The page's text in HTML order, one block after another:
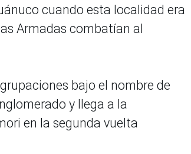
cuando esta localidad era
Armadas combatían al
bajo el nombre de
y llega a la
en la segunda vuelta